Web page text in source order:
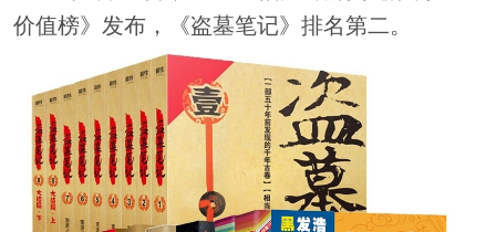
价值榜》发布，《盗墓笔记》排名第二。